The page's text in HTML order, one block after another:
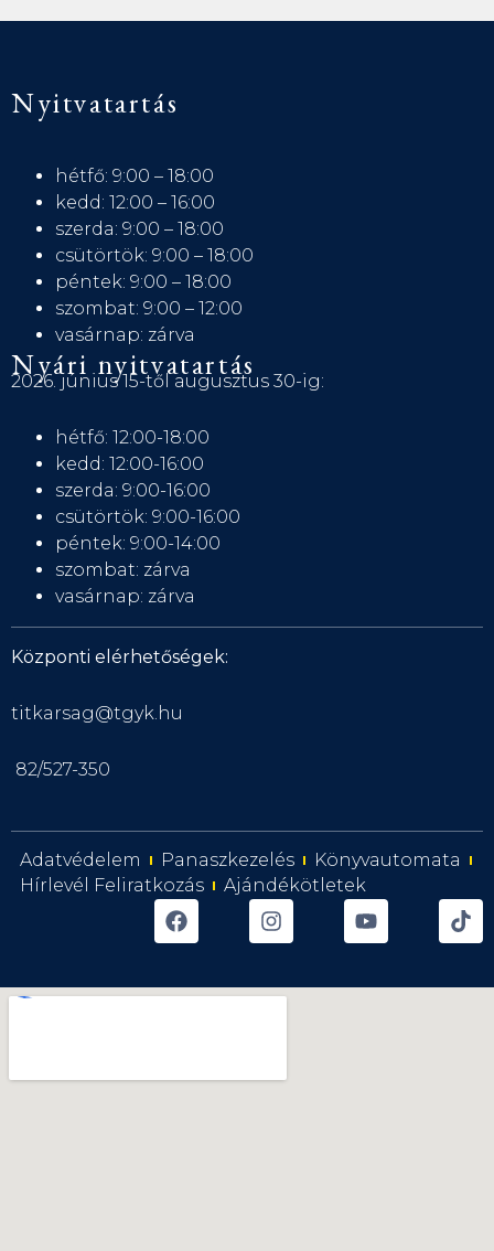
Nyitvatartás
hétfő: 9:00 – 18:00
kedd: 12:00 – 16:00
szerda: 9:00 – 18:00
csütörtök: 9:00 – 18:00
péntek: 9:00 – 18:00
szombat: 9:00 – 12:00
vasárnap: zárva
Nyári nyitvatartás
2026. június 15-től augusztus 30-ig:
hétfő: 12:00-18:00
kedd: 12:00-16:00
szerda: 9:00-16:00
csütörtök: 9:00-16:00
péntek: 9:00-14:00
szombat: zárva
vasárnap: zárva
Központi elérhetőségek:
titkarsag@tgyk.hu
82/527-350
Adatvédelem Panaszkezelés
Könyvautomata
Hírlevél Feliratkozás
Ajándékötletek